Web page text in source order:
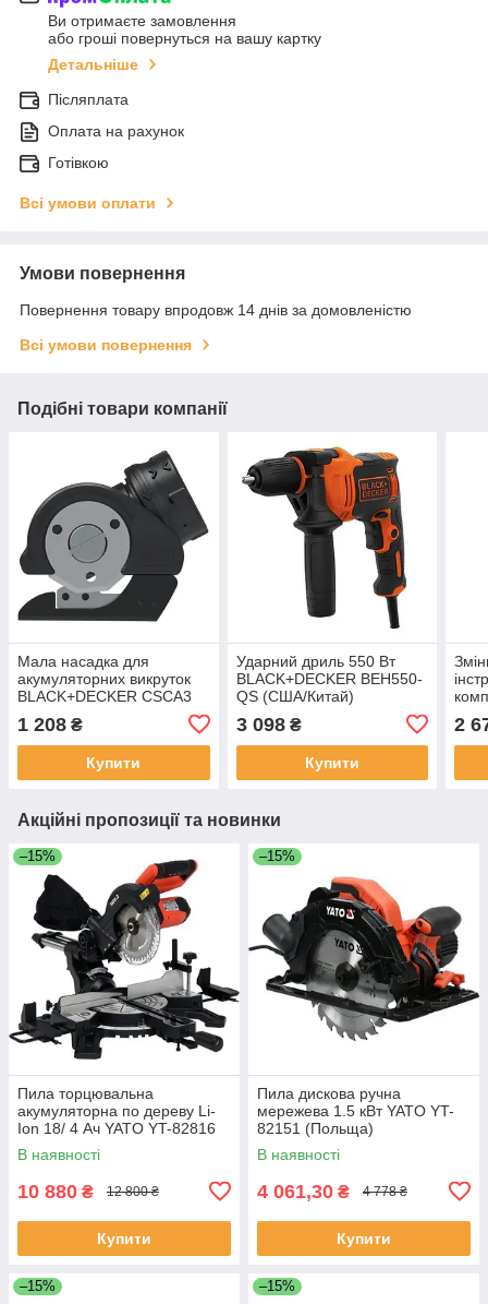
Ви отримаєте замовлення
або гроші повернуться на вашу картку
Детальніше
Післяплата
Оплата на рахунок
Готівкою
Всі умови оплати
Умови повернення
Повернення товару впродовж 14 днів за домовленістю
Всі умови повернення
Подібні товари компанії
Мала насадка для
акумуляторних викруток
BLACK+DECKER CSCA3
1 208 ₴
Купити
Ударний дриль 550 Вт
BLACK+DECKER BEH550-
QS (США/Китай)
3 098₴
Купити
XJ
2
Акційні пропозиції та новинки
–15%
Пила торцювальна
акумуляторна по дереву Li-
Ion 18/ 4 Ач YATO YT-82816
(Польща)
В наявності
10 880 ₴ 12 800 ₴
Купити
–15%
Пила дискова ручна
мережева 1.5 кВт YATO YT-
82151 (Польща)
В наявності
4 061,30 ₴ 4 778 ₴
Купити
–15% –15%